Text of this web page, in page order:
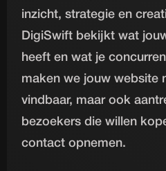
inzicht, strategie en
DigiSwift bekijkt wat
heeft en wat je
maken we jouw website
vindbaar, maar ook
bezoekers die willen
contact opnemen.